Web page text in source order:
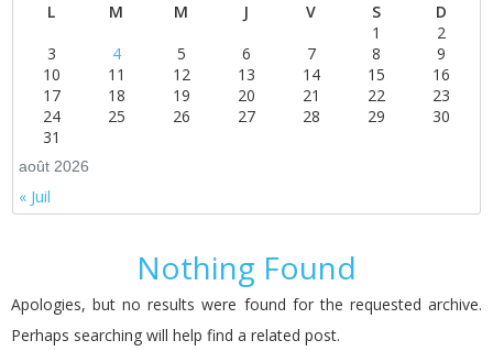
août 2026
L M M J V S
D
1
2
3
4 5 6 7 8
9
10
11 12 13 14 15
16
17
18 19 20 21 22
23
24
25 26 27 28 29
30
31
« Juil
Nothing Found
Apologies, but no results were found for the requested archive.
Perhaps searching will help find a related post.